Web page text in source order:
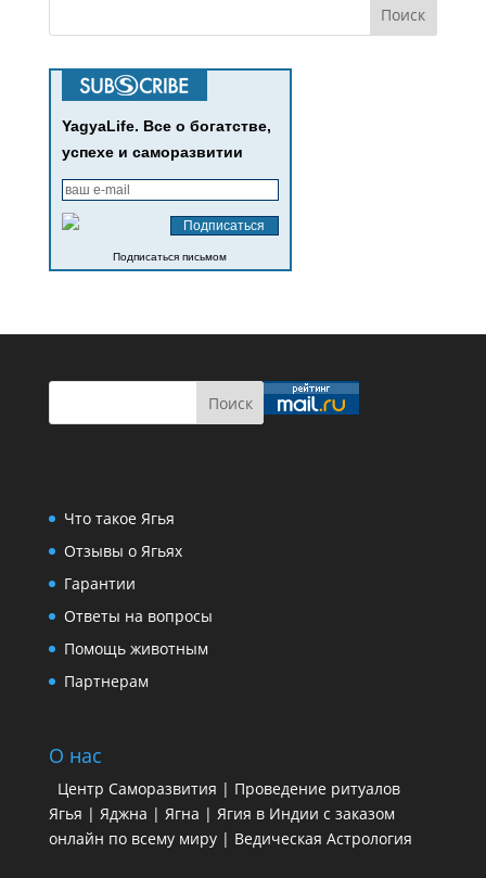
YagyaLife. Все о богатстве,
успехе и саморазвитии
Подписаться письмом
Что такое Ягья
Отзывы о Ягьях
Гарантии
Ответы на вопросы
Помощь животным
Партнерам
О нас
Центр Саморазвития | Проведение ритуалов
Ягья | Яджна | Ягна | Ягия в Индии с заказом
онлайн по всему миру | Ведическая Астрология